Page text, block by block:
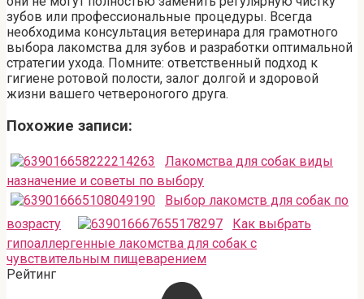
зубов или профессиональные процедуры. Всегда
необходима консультация ветеринара для грамотного
выбора лакомства для зубов и разработки оптимальной
стратегии ухода. Помните: ответственный подход к
гигиене ротовой полости, залог долгой и здоровой
жизни вашего четвероногого друга.
Похожие записи:
Лакомства для собак виды
назначение и советы по выбору
Выбор лакомств для собак по
возрасту
Как выбрать
гипоаллергенные лакомства для собак с
чувствительным пищеварением
Рейтинг